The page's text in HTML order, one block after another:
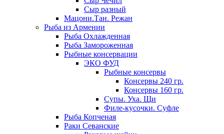
Сыр разный
Мацони.Тан. Режан
Рыба из Армении
Рыба Охлажденная
Рыба Замороженная
Рыбные консервации
ЭКО ФУД
Рыбные консервы
Консервы 240 гр.
Консервы 160 гр.
Супы. Уха. Щи
Филе-кусочки. Суфле
Рыба Копченая
Раки Севанские